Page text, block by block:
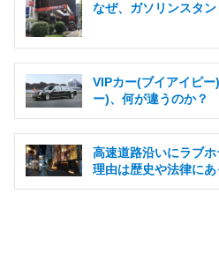
なぜ、ガソリンスタ
VIPカー(ブイアイピ
ー)、何が違うのか？
高速道路沿いにラブ
理由は歴史や法律にあ